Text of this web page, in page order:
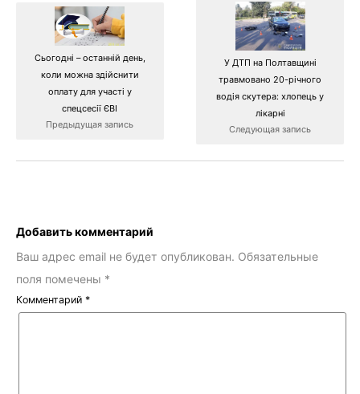
Сьогодні – останній день,
коли можна здійснити
оплату для участі у
спецсесії ЄВІ
Предыдущая запись
У ДТП на Полтавщині
травмовано 20-річного
водія скутера: хлопець у
лікарні
Следующая запись
Добавить комментарий
Ваш адрес email не будет опубликован. Обязательные
поля помечены *
Комментарий *